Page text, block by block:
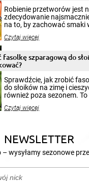
Robienie przetworów jest
zdecydowanie
na to, by zachować smaki
krajobrazów, by cieszyć
pełni poczuć atmosferę
miesięcy. Przygotowanie
patenty, które pozwolą
przetworów.
Czytaj więcej
fasolkę szparagową do
Sprawdźcie, jak zrobić
do słoików na zimę i
również poza sezonem.
nasze propozycje!
Czytaj więcej
NEWSLETTER
– wysyłamy sezonowe